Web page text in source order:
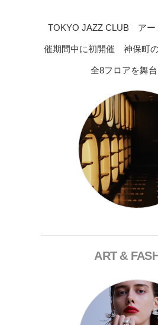
TOKYO JAZZ CLUB アー
催期間中に初開催 神保町
全8フロアを舞
ART &